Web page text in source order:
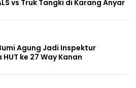
vs Truk Tangki di Karang Anyar
Agung Jadi Inspektur
ke 27 Way Kanan